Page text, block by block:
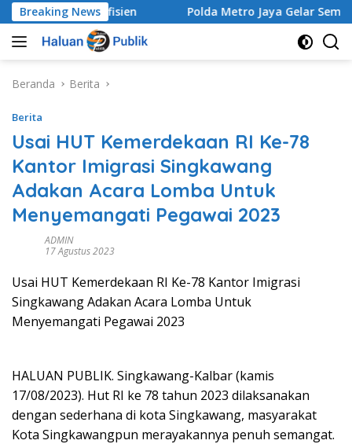
Langsung
ke
konten
Breaking News
Makin Efisien Polda Metro Jaya Gelar Seminar
Beranda Berita
Berita
Usai HUT Kemerdekaan RI Ke-78
Kantor Imigrasi Singkawang
Adakan Acara Lomba Untuk
Menyemangati Pegawai 2023
ADMIN
17 Agustus 2023
Usai HUT Kemerdekaan RI Ke-78 Kantor Imigrasi
Singkawang Adakan Acara Lomba Untuk
Menyemangati Pegawai 2023
HALUAN PUBLIK. Singkawang-Kalbar (kamis
17/08/2023). Hut RI ke 78 tahun 2023 dilaksanakan
dengan sederhana di kota Singkawang, masyarakat
Kota Singkawangpun merayakannya penuh semangat.